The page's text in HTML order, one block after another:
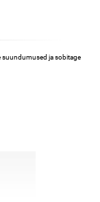
suundumused ja sobitage